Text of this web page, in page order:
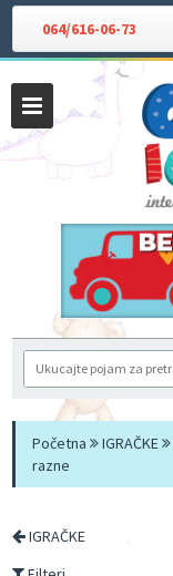
064/616-06-73
Početna IGRAČKE
razne
IGRAČKE